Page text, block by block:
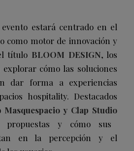
estará centrado en el
como motor de innovación y
título BLOOM DESIGN, los
cómo las soluciones
dar forma a experiencias
hospitality. Destacados
Masquespacio y Clap Studio
propuestas y cómo sus
en la percepción y el